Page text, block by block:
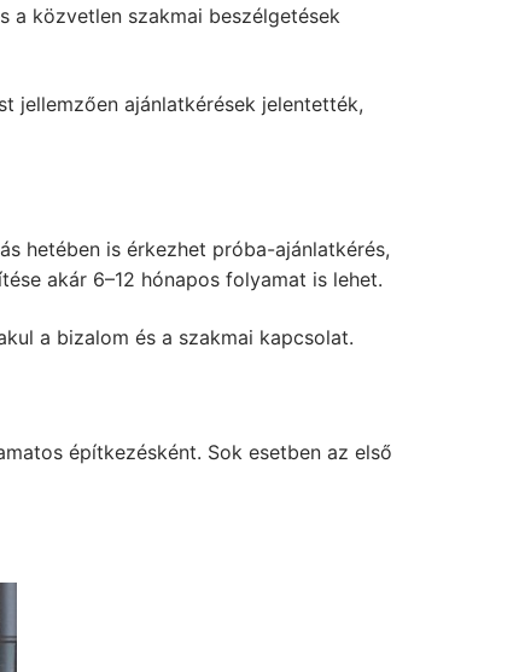
a közvetlen szakmai beszélgetések
jellemzően ajánlatkérések jelentették,
hetében is érkezhet próba-ajánlatkérés,
akár 6–12 hónapos folyamat is lehet.
a bizalom és a szakmai kapcsolat.
építkezésként. Sok esetben az első